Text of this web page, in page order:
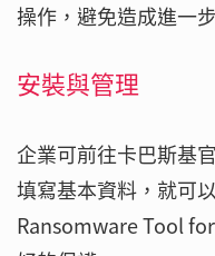
操作，避免造成進一
安裝與管理
企業可前往卡巴斯基
填寫基本資料，就可
Ransomware Tool